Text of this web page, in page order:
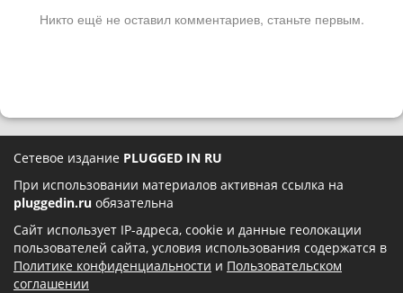
Никто ещё не оставил комментариев, станьте первым.
Сетевое издание PLUGGED IN RU
При использовании материалов активная ссылка на
pluggedin.ru обязательна
Сайт использует IP-адреса, cookie и данные геолокации
пользователей сайта, условия использования содержатся в
Политике конфиденциальности и Пользовательском
соглашении